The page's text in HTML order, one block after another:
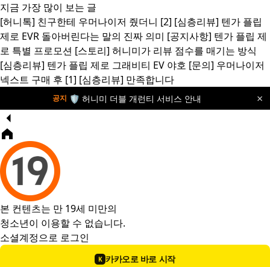
지금 가장 많이 보는 글
[허니톡] 친구한테 우머나이저 줬더니 [2] [심층리뷰] 텐가 플립
제로 EVR 돌아버린다는 말의 진짜 의미 [공지사항] 텐가 플립 제
로 특별 프로모션 [스토리] 허니미가 리뷰 점수를 매기는 방식
[심층리뷰] 텐가 플립 제로 그래비티 EV 야호 [문의] 우머나이저
넥스트 구매 후 [1] [심층리뷰] 만족합니다
공지 🛡️ 허니미 더블 개런티 서비스 안내 ×
본 컨텐츠는 만 19세 미만의
청소년이 이용할 수 없습니다.
소셜계정으로 로그인
K 카카오로 바로 시작